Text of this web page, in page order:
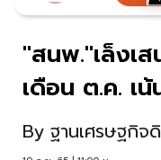
"สนพ."เล็งเ
เดือน ต.ค. เ
By ฐานเศรษฐกิจ